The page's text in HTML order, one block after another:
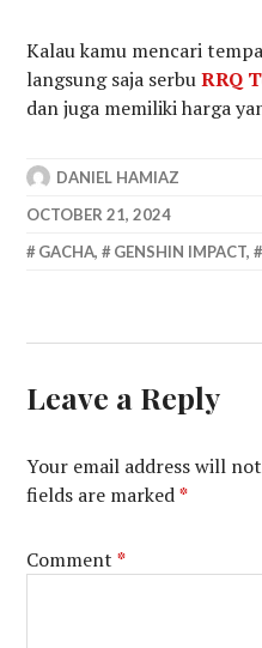
Kalau kamu mencari
langsung saja serbuRRQ
dan juga memiliki harga
DANIEL HAMIAZ
OCTOBER 21, 2024
GACHA, GENSHIN IMPACT,
Leave a Reply
Your email address will
fields are marked*
Comment*